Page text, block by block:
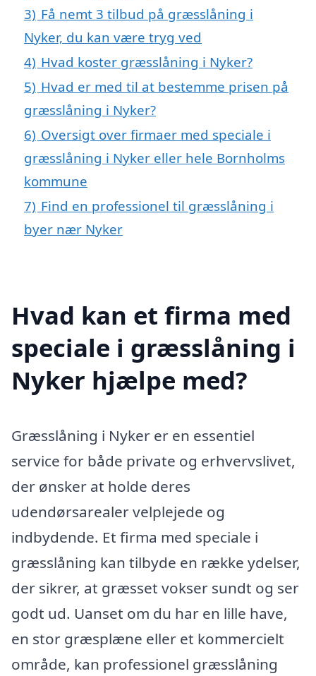
3) Få nemt 3 tilbud på græsslåning i
Nyker, du kan være tryg ved
4) Hvad koster græsslåning i Nyker?
5) Hvad er med til at bestemme prisen på
græsslåning i Nyker?
6) Oversigt over firmaer med speciale i
græsslåning i Nyker eller hele Bornholms
kommune
7) Find en professionel til græsslåning i
byer nær Nyker
Hvad kan et firma med
speciale i græsslåning i
Nyker hjælpe med?
Græsslåning i Nyker er en essentiel
service for både private og erhvervslivet,
der ønsker at holde deres
udendørsarealer velplejede og
indbydende. Et firma med speciale i
græsslåning kan tilbyde en række ydelser,
der sikrer, at græsset vokser sundt og ser
godt ud. Uanset om du har en lille have,
en stor græsplæne eller et kommercielt
område, kan professionel græsslåning